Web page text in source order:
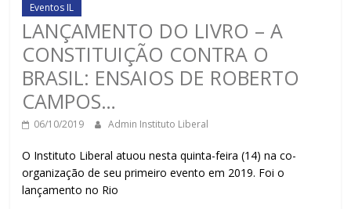
Eventos IL
LANÇAMENTO DO LIVRO – A
CONSTITUIÇÃO CONTRA O
BRASIL: ENSAIOS DE ROBERTO
CAMPOS…
06/10/2019 Admin Instituto Liberal
O Instituto Liberal atuou nesta quinta-feira (14) na co-
organização de seu primeiro evento em 2019. Foi o
lançamento no Rio